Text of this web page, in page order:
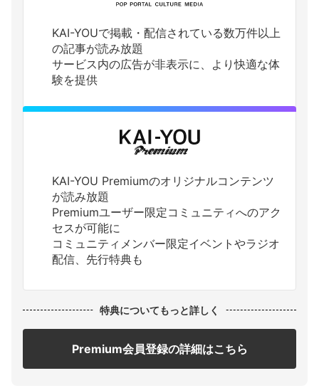
KAI-YOUで掲載・配信されている数万件以上
の記事が読み放題
サービス内の広告が非表示に、より快適な体
験を提供
KAI-YOU Premiumのオリジナルコンテンツ
が読み放題
Premiumユーザー限定コミュニティへのアク
セスが可能に
コミュニティメンバー限定イベントやラジオ
配信、先行特典も
特典についてもっと詳しく
Premium会員登録の詳細はこちら